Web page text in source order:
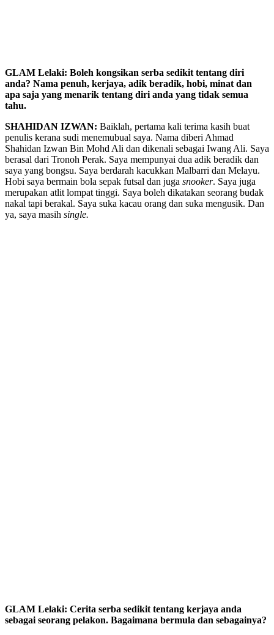
GLAM Lelaki: Boleh kongsikan serba sedikit tentang diri
anda? Nama penuh, kerjaya, adik beradik, hobi, minat dan
apa saja yang menarik tentang diri anda yang tidak semua
tahu.
SHAHIDAN IZWAN: Baiklah, pertama kali terima kasih buat
penulis kerana sudi menemubual saya. Nama diberi Ahmad
Shahidan Izwan Bin Mohd Ali dan dikenali sebagai Iwang Ali. Saya
berasal dari Tronoh Perak. Saya mempunyai dua adik beradik dan
saya yang bongsu. Saya berdarah kacukkan Malbarri dan Melayu.
Hobi saya bermain bola sepak futsal dan juga snooker. Saya juga
merupakan atlit lompat tinggi. Saya boleh dikatakan seorang budak
nakal tapi berakal. Saya suka kacau orang dan suka mengusik. Dan
ya, saya masih single.
GLAM Lelaki: Cerita serba sedikit tentang kerjaya anda
sebagai seorang pelakon. Bagaimana bermula dan sebagainya?